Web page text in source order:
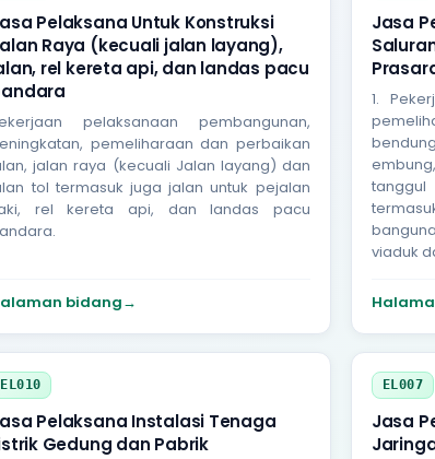
Pelaksana Untuk Konstruksi
Raya (kecuali jalan layang),
rel kereta api, dan landas pacu
pelaksanaan pembangunan,
pemeliharaan dan perbaikan
jalan raya (kecuali Jalan layang) dan
tol termasuk juga jalan untuk pejalan
rel kereta api, dan landas pacu
bidang→
Jasa
1.
viaduk
EL010
Pelaksana Instalasi Tenaga
Gedung dan Pabrik
EL007
Jasa